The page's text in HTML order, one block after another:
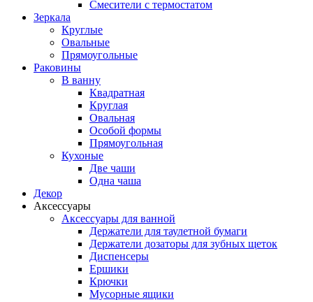
Смесители с термостатом
Зеркала
Круглые
Овальные
Прямоугольные
Раковины
В ванну
Квадратная
Круглая
Овальная
Особой формы
Прямоугольная
Кухоные
Две чаши
Одна чаша
Декор
Аксессуары
Аксессуары для ванной
Держатели для таулетной бумаги
Держатели дозаторы для зубных щеток
Диспенсеры
Ершики
Крючки
Мусорные ящики